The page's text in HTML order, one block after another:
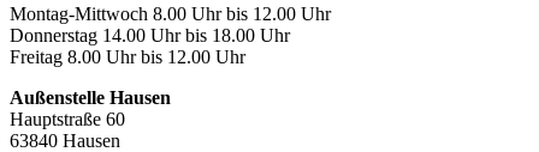
Montag-Mittwoch 8.00 Uhr bis 12.00 Uhr
Donnerstag 14.00 Uhr bis 18.00 Uhr
Freitag 8.00 Uhr bis 12.00 Uhr
Außenstelle Hausen
Hauptstraße 60
63840 Hausen